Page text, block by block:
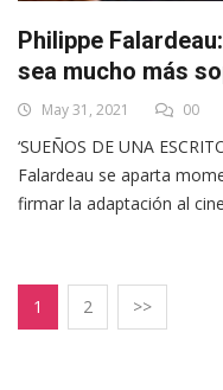
Philippe
sea mucho más
May 31, 2021 00
‘SUEÑOS DE UNA
Falardeau se aparta
firmar la adaptación al
1 2 >>